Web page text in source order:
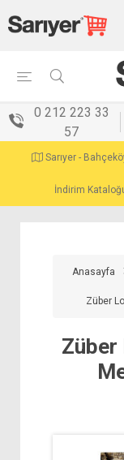
0 212 223 33
57
Sarıyer -
İndirim
Anasayfa
Züber
Züber